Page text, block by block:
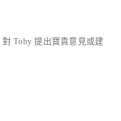
對 Toby 提出寶貴意見或建